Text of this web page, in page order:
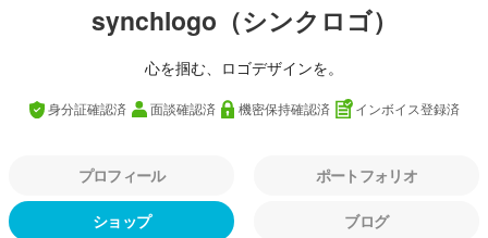
synchlogo（シンクロゴ）
心を掴む、ロゴデザインを。
身分証確認済 面談確認済 機密保持確認済 インボイス登録済
プロフィール ポートフォリオ
ショップ ブログ